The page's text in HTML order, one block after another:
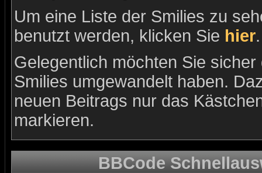
Um eine Liste der Smilies zu
benutzt werden, klicken Sie hier.
Gelegentlich möchten Sie
Smilies umgewandelt haben.
neuen Beitrags nur das
markieren.
BBCode